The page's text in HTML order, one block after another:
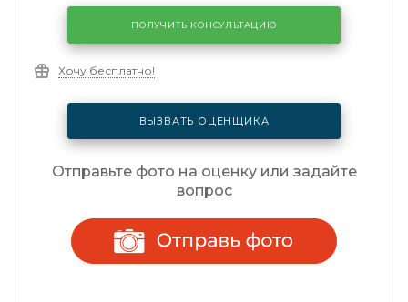
ПОЛУЧИТЬ КОНСУЛЬТАЦИЮ
Хочу бесплатно!
ВЫЗВАТЬ ОЦЕНЩИКА
Отправьте фото на оценку или задайте
вопрос